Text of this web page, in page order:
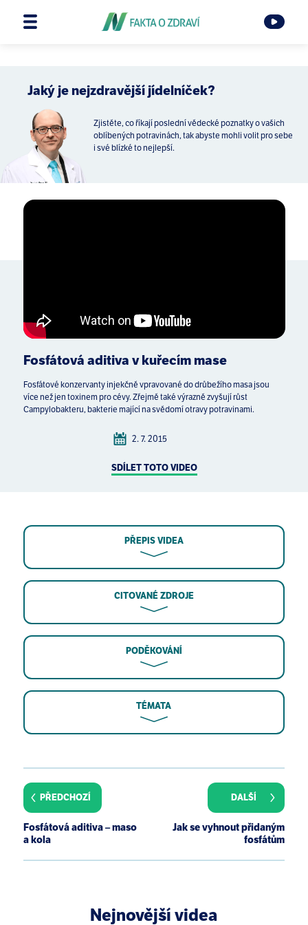
Jaký je nejzdravější jídelníček?
Zjistěte, co říkají poslední vědecké poznatky o vašich
oblíbených potravinách, tak abyste mohli volit pro sebe
i své blízké to nejlepší.
Fosfátová aditiva v kuřecím mase
Fosfátové konzervanty injekčně vpravované do drůbežího masa jsou
více než jen toxinem pro cévy. Zřejmě také výrazně zvyšují růst
Campylobakteru, bakterie mající na svědomí otravy potravinami.
2. 7. 2015
SDÍLET TOTO VIDEO
PŘEPIS VIDEA
CITOVANÉ ZDROJE
PODĚKOVÁNÍ
TÉMATA
professionals about the risk of consuming hidden
phosphate-containing processed food and drinks.
R. A. Sherman, O. Mehta. Dietary phosphorus
processed meat, poultry, and fish products as
M. A. M. Ai-Ashmawy. Prevalence and public health
PŘEDCHOZÍ
Fosfátová aditiva – maso
a kola
Jak se vyhnout přidaným
fosfátům
DALŠÍ
Nejnovější videa